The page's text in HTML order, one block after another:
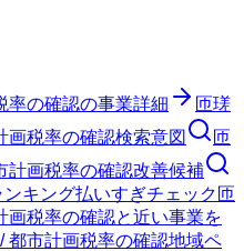
率の確認の事業詳細
匝瑳
画税率の確認検索意図
匝
計画税率の確認改善候補
ンキング払いすぎチェック 匝
画税率の確認と近い事業を
都市計画税率の確認地域ペ